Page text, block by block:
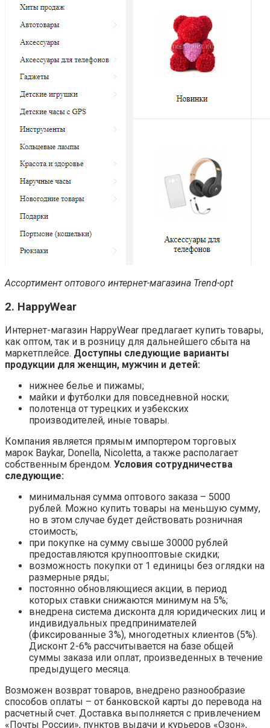
Ассортимент оптового интернет-магазина Trend-opt
2. HappyWear
Интернет-магазин HappyWear предлагает купить товары,
как оптом, так и в розницу для дальнейшего сбыта на
маркетплейсе. Доступны следующие варианты
продукции для женщин, мужчин и детей:
нижнее белье и пижамы;
майки и футболки для повседневной носки;
полотенца от турецких и узбекских
производителей, иные товары.
Компания является прямым импортером торговых
марок Baykar, Donella, Nicoletta, а также располагает
собственным брендом. Условия сотрудничества
следующие:
минимальная сумма оптового заказа – 5000
рублей. Можно купить товары на меньшую сумму,
но в этом случае будет действовать розничная
стоимость;
при покупке на сумму свыше 30000 рублей
предоставляются крупнооптовые скидки;
возможность покупки от 1 единицы без оглядки на
размерные ряды;
постоянно обновляющиеся акции, в период
которых ставки снижаются минимум на 5%;
внедрена система дисконта для юридических лиц и
индивидуальных предпринимателей
(фиксированные 3%), многодетных клиентов (5%).
Дисконт 2-6% рассчитывается на базе общей
суммы заказа или оплат, произведенных в течение
предыдущего месяца.
Возможен возврат товаров, внедрено разнообразие
способов оплаты – от банковской карты до перевода на
расчетный счет. Доставка выполняется с привлечением
«Почты России», пунктов выдачи и курьеров «Озон»,